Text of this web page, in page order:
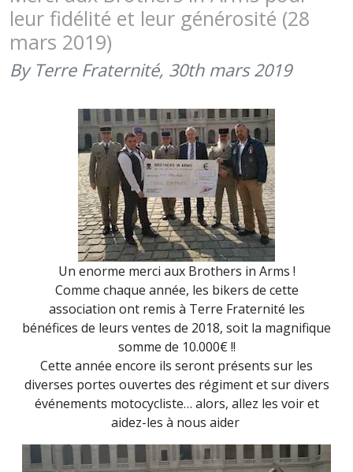
LES
DONS
MERCI
AU
leur fidélité et leur générosité (28
mars 2019)
By Terre Fraternité, 30th mars 2019
Un enorme merci aux Brothers in Arms !
Comme chaque année, les bikers de cette
association ont remis à Terre Fraternité les
bénéfices de leurs ventes de 2018, soit la magnifique
somme de 10.000€ !!
Cette année encore ils seront présents sur les
diverses portes ouvertes des régiment et sur divers
événements motocycliste… alors, allez les voir et
aidez-les à nous aider